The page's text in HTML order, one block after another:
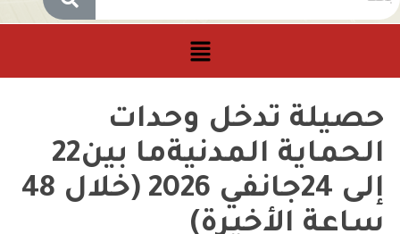
حصيلة تدخل وحدات
الحماية المدنيةما بين22
إلى 24جانفي 2026 (خلال 48
ساعة الأخيرة)